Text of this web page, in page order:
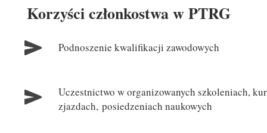
Uczestnictwo w organizowanych szkoleniach,
zjazdach, posiedzeniach naukowych
Podnoszenie kwalifikacji zawodowych
Korzyści członkostwa w PTRG